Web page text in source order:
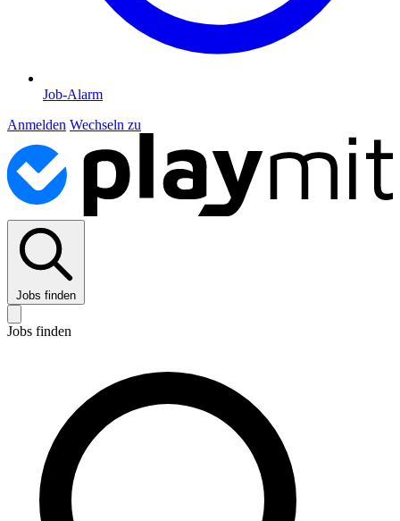
Job-Alarm
Anmelden Wechseln zu
Jobs finden
Jobs finden